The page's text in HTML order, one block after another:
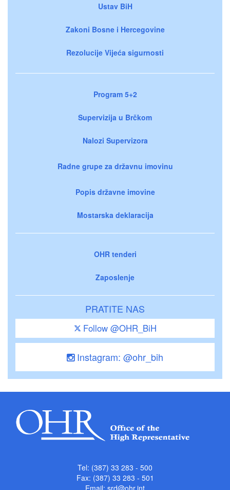
Ustav BiH
Zakoni Bosne i Hercegovine
Rezolucije Vijeća sigurnosti
Program 5+2
Supervizija u Brčkom
Nalozi Supervizora
Radne grupe za državnu imovinu
Popis državne imovine
Mostarska deklaracija
OHR tenderi
Zaposlenje
PRATITE NAS
Follow @OHR_BiH
Instagram: @ohr_bih
Tel: (387) 33 283 - 500
Fax: (387) 33 283 - 501